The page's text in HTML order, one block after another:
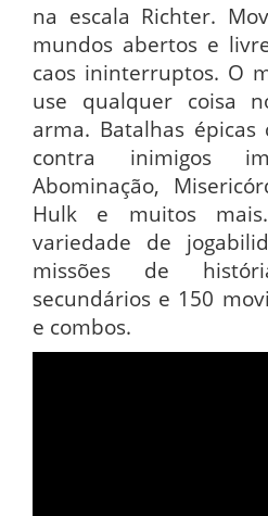
na escala Richter.
mundos abertos e
caos ininterruptos. O
use qualquer coisa
arma. Batalhas
contra inimigos
Abominação,
Hulk e muitos
variedade de
missões de
secundários e 150
e combos.